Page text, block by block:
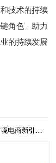
技术的持续
角色，助力
的持续发展
下一篇：跨境电商新引擎：海外仓核心优势一览